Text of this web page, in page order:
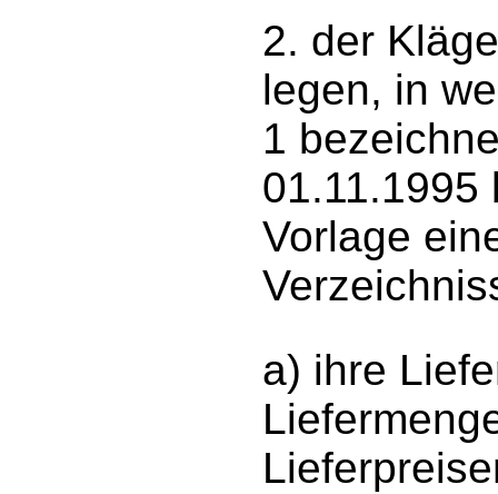
2. der
legen, in
1
01.11.1995
Vorlage
a) ihre